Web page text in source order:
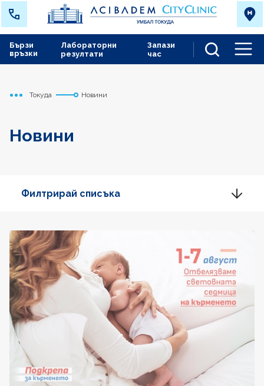
Лабораторни
резултати
Запази
час
Бързи
връзки
Начало
Токуда Новини
Новини
Филтрирай списъка